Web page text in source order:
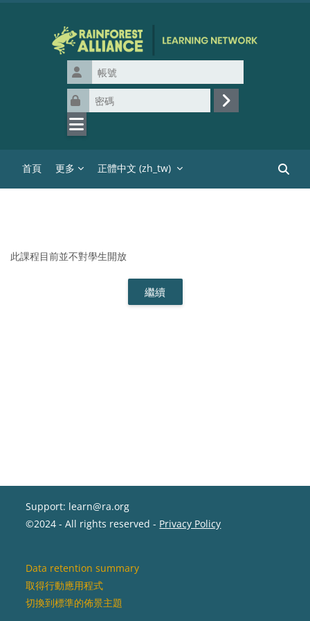
帳號
密碼
登入
首頁 更多 正體中文 ‎(zh_tw)‎
搜尋課
此課程目前並不對學生開放
繼續
Support: learn@ra.org
©2024 - All rights reserved - Privacy Policy
Data retention summary
取得行動應用程式
切換到標準的佈景主題